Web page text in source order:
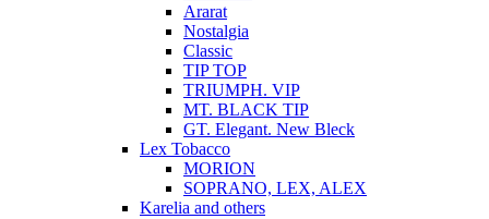
Ararat
Nostalgia
Classic
TIP TOP
TRIUMPH. VIP
MT. BLACK TIP
GT. Elegant. New Bleck
Lex Tobacco
MORION
SOPRANO, LEX, ALEX
Karelia and others